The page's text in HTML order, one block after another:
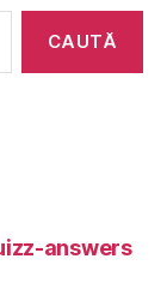
answers